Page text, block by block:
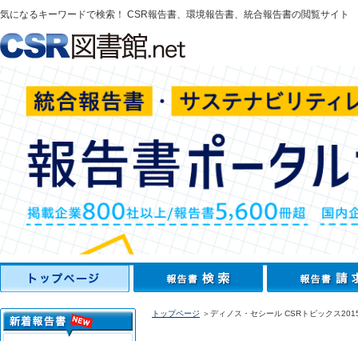
気になるキーワードで検索！ CSR報告書、環境報告書、統合報告書の閲覧サイト
トップページ ＞ディノス・セシール CSRトピックス